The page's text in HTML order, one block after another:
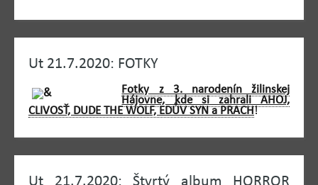
Ut 21.7.2020: FOTKY
Fotky z 3. narodenín žilinskej
Hájovne, kde si zahrali AHOJ,
CLIVOSŤ, DUDE THE WOLF, EDŮV SYN a PRACH!
Ut 21.7.2020: Štvrtý album HORROR